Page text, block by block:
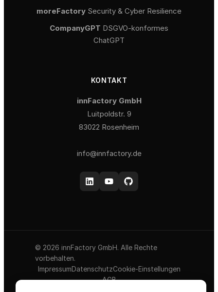
moreFactory Security & Cyber Resilience
CompanyGPT DSGVO-konformes
ChatGPT
KONTAKT
innFactory GmbH
Luitpoldstr. 9
83022 Rosenheim
info@innfactory.de
© 2026 innFactory GmbH. Alle Rechte
vorbehalten.
ImpressumDatenschutzCookie-Einstellungen
AGB